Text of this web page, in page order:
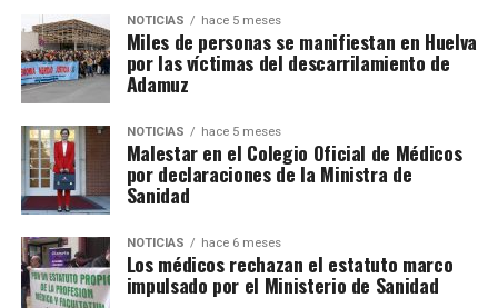
NOTICIAS hace 5 meses
Miles de personas se manifiestan en Huelva
por las víctimas del descarrilamiento de
Adamuz
NOTICIAS hace 5 meses
Malestar en el Colegio Oficial de Médicos
por declaraciones de la Ministra de
Sanidad
NOTICIAS hace 6 meses
Los médicos rechazan el estatuto marco
impulsado por el Ministerio de Sanidad